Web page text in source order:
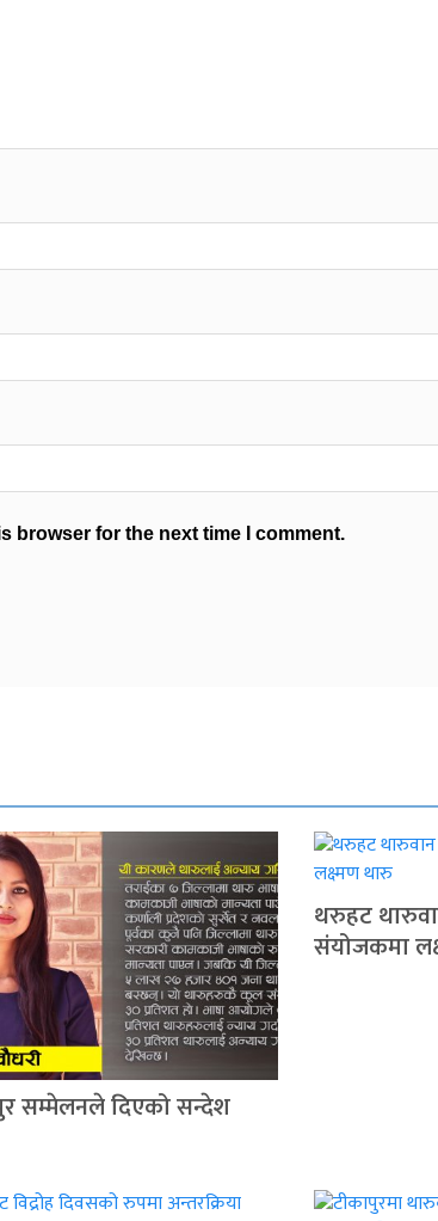
browser for the next time I comment.
सम्मेलनले दिएको सन्देश
थरुहट थारुवान
संयोजकमा